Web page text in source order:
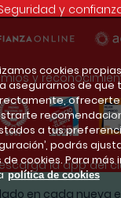
en cada nueva
y
y
la app del
cookies
asegurarnos de que
a tus
podrás
cookies. Para más
política de cookies